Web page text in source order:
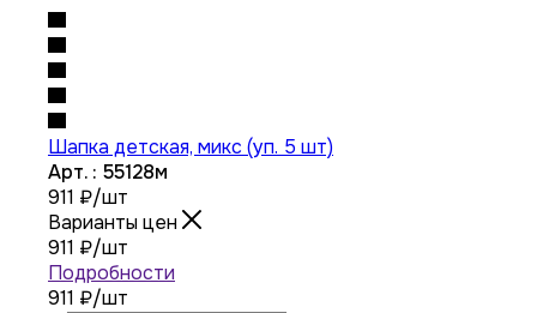
Шапка детская, микс (уп. 5 шт)
Арт. : 55128м
911 ₽/шт
Варианты цен
911 ₽/шт
Подробности
911 ₽/шт